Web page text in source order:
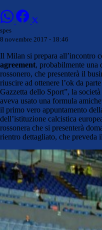
spes
8 novembre 2017 - 18:46
Il Milan si prepara all’incontro
agreement, probabilmente
rossonero, che presenterà il
riuscire ad ottenere l’ok da
Gazzetta dello Sport”, la
aveva usato una formula
il primo vero appuntamento
dell’istituzione calcistica
rossonera che si presenterà
rientro dettagliato, che